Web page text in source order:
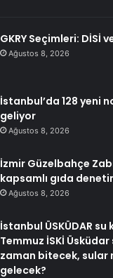
GKRY Seçimleri: DİSİ
Ağustos 8, 2026
İstanbul’da 128 yeni
geliyor
Ağustos 8, 2026
İzmir Güzelbahçe
kapsamlı gıda
Ağustos 8, 2026
İstanbul ÜSKÜDAR
Temmuz İSKİ
zaman bitecek, sular
gelecek?